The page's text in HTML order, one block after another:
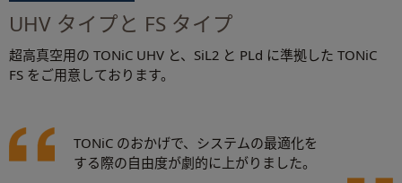
UHV タイプと FS タイプ
超高真空用の TONiC UHV と、SiL2 と PLd に準拠した TONiC
FS をご用意しております。
TONiC のおかげで、システムの最適化を
する際の自由度が劇的に上がりました。